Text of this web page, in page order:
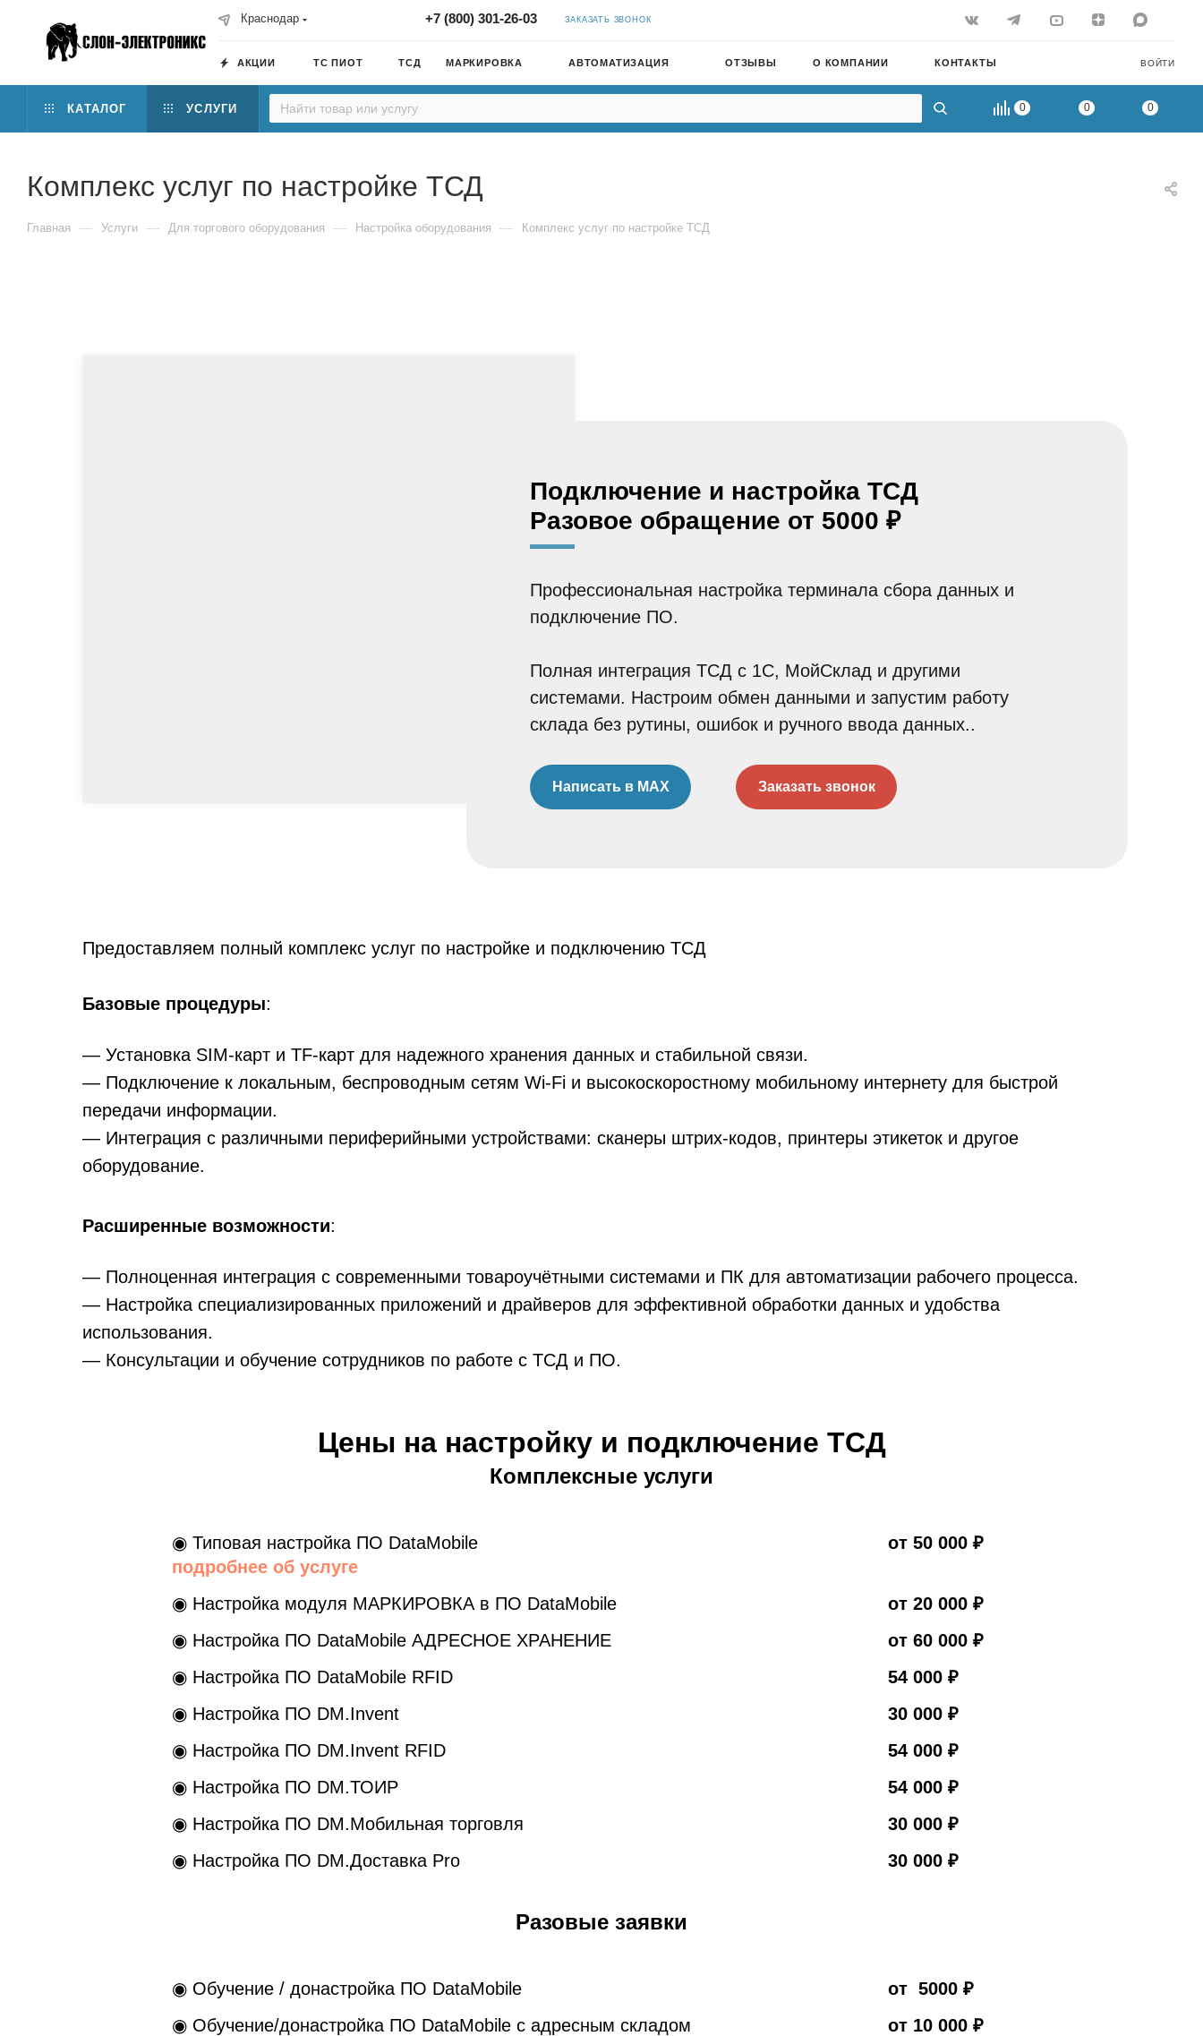
Краснодар +7 (800) 301-26-03 ЗАКАЗАТЬ ЗВОНОК
ВОЙТИ
АКЦИИ ТС ПИОТ ТСД МАРКИРОВКА АВТОМАТИЗАЦИЯ ОТЗЫВЫ О КОМПАНИИ КОНТАКТЫ
0 0 0
КАТАЛОГ УСЛУГИ
Комплекс услуг по настройке ТСД
Главная — Услуги — Для торгового оборудования — Настройка оборудования — Комплекс услуг по настройке ТСД
Подключение и настройка ТСД
Разовое обращение от 5000 ₽
Профессиональная настройка терминала сбора данных и
подключение ПО.
Полная интеграция ТСД с 1С, МойСклад и другими
системами. Настроим обмен данными и запустим работу
склада без рутины, ошибок и ручного ввода данных..
Написать в MAX Заказать звонок
Предоставляем полный комплекс услуг по настройке и подключению ТСД
Базовые процедуры:
— Установка SIM-карт и TF-карт для надежного хранения данных и стабильной связи.
— Подключение к локальным, беспроводным сетям Wi-Fi и высокоскоростному мобильному интернету для быстрой
передачи информации.
— Интеграция с различными периферийными устройствами: сканеры штрих-кодов, принтеры этикеток и другое
оборудование.
Расширенные возможности:
— Полноценная интеграция с современными товароучётными системами и ПК для автоматизации рабочего процесса.
— Настройка специализированных приложений и драйверов для эффективной обработки данных и удобства
использования.
— Консультации и обучение сотрудников по работе с ТСД и ПО.
Цены на настройку и подключение ТСД
Комплексные услуги
◉ Типовая настройка ПО DataMobile
подробнее об услуге
от 50 000 ₽
◉ Настройка модуля МАРКИРОВКА в ПО DataMobile
от 20 000 ₽
◉ Настройка ПО DataMobile АДРЕСНОЕ ХРАНЕНИЕ
от 60 000 ₽
◉ Настройка ПО DataMobile RFID
54 000 ₽
◉ Настройка ПО DM.Invent
30 000 ₽
◉ Настройка ПО DM.Invent RFID
54 000 ₽
◉ Настройка ПО DM.ТОИР
54 000 ₽
◉ Настройка ПО DM.Мобильная торговля
30 000 ₽
◉ Настройка ПО DM.Доставка Pro
30 000 ₽
Разовые заявки
◉ Обучение / донастройка ПО DataMobile
от 5000 ₽
◉ Обучение/донастройка ПО DataMobile с адресным складом
от 10 000 ₽